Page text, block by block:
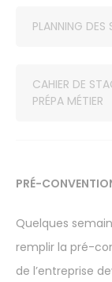
PLANNING
CAHIER DE
PRÉPA MÉTIER
PRÉ-
Quelques
remplir la pré-
de l’entreprise